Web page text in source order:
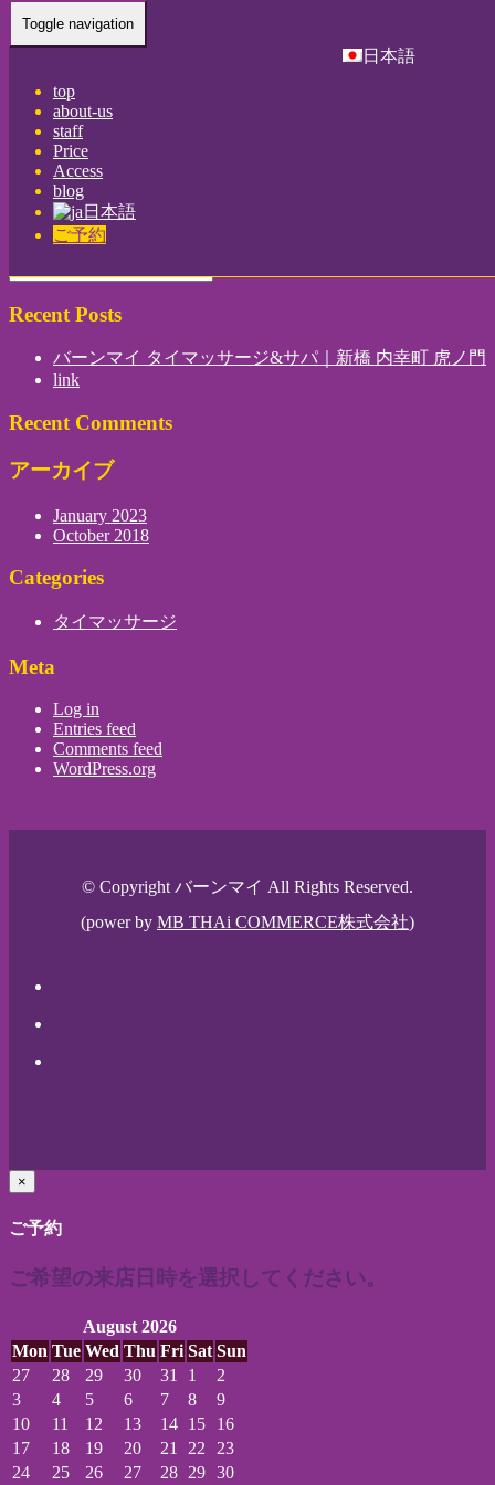
日本語
Toggle navigation
top
about-us
staff
Price
Access
blog
日本語
ご予約
Home-メイ(…
メイ(May)新橋 内幸町 虎ノ門 ｜バーンマイ タイマッサージ
&サパ
Recent Posts
バーンマイ タイマッサージ&サパ｜新橋 内幸町 虎ノ門
link
Recent Comments
アーカイブ
January 2023
October 2018
Categories
タイマッサージ
Meta
Log in
Entries feed
Comments feed
WordPress.org
© Copyright バーンマイ All Rights Reserved.
(power by MB THAi COMMERCE株式会社)
×
ご予約
ご希望の来店日時を選択してください。
August 2026
Mon Tue Wed Thu Fri Sat Sun
27
28 29 30 31 1
2
3
4 5 6 7 8
9
10
11 12 13 14 15
16
17
18 19 20 21 22
23
24
25 26 27 28 29 30